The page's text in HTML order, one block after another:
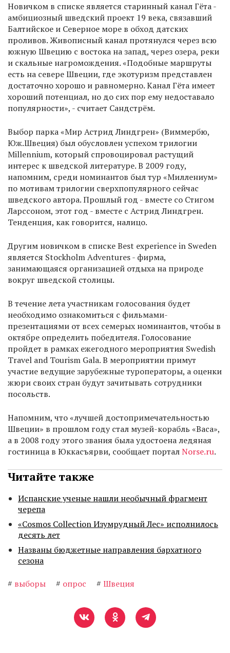
Новичком в списке является старинный канал Гёта -
амбициозный шведский проект 19 века, связавший
Балтийское и Северное море в обход датских
проливов. Живописный канал протянулся через всю
южную Швецию с востока на запад, через озера, реки
и скальные нагромождения. «Подобные маршруты
есть на севере Швеции, где экотуризм представлен
достаточно хорошо и равномерно. Канал Гёта имеет
хороший потенциал, но до сих пор ему недоставало
популярности», - считает Сандстрём.
Выбор парка «Мир Астрид Линдгрен» (Виммербю,
Юж.Швеция) был обусловлен успехом трилогии
Millennium, который спровоцировал растущий
интерес к шведской литературе. В 2009 году,
напомним, среди номинантов был тур «Миллениум»
по мотивам трилогии сверхпопулярного сейчас
шведского автора. Прошлый год - вместе со Стигом
Ларссоном, этот год - вместе с Астрид Линдгрен.
Тенденция, как говорится, налицо.
Другим новичком в списке Best experience in Sweden
является Stockholm Adventures - фирма,
занимающаяся организацией отдыха на природе
вокруг шведской столицы.
В течение лета участникам голосования будет
необходимо ознакомиться с фильмами-
презентациями от всех семерых номинантов, чтобы в
октябре определить победителя. Голосование
пройдет в рамках ежегодного мероприятия Swedish
Travel and Tourism Gala. В мероприятии примут
участие ведущие зарубежные туроператоры, а оценки
жюри своих стран будут зачитывать сотрудники
посольств.
Напомним, что «лучшей достопримечательностью
Швеции» в прошлом году стал музей-корабль «Васа»,
а в 2008 году этого звания была удостоена ледяная
гостиница в Юккасъярви, сообщает порталNorse.ru.
Читайте также
Испанские ученые нашли необычный фрагмент
черепа
«Cosmos Collection Изумрудный Лес» исполнилось
десять лет
Названы бюджетные направления бархатного
сезона
# выборы # опрос # Швеция